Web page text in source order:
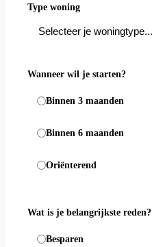
Type woning
Wanneer wil je starten?
Binnen 3 maanden
Binnen 6 maanden
Oriënterend
Wat is je belangrijkste reden?
Besparen